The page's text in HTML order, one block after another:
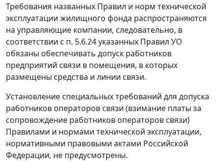
Требования названных Правил и норм технической
эксплуатации жилищного фонда распространяются
на управляющие компании, следовательно, в
соответствии с п. 5.6.24 указанных Правил УО
обязаны обеспечивать допуск работников
предприятий связи в помещения, в которых
размещены средства и линии связи.
Установление специальных требований для допуска
работников операторов связи (взимание платы за
сопровождение работников операторов связи)
Правилами и нормами технической эксплуатации,
нормативными правовыми актами Российской
Федерации, не предусмотрены.